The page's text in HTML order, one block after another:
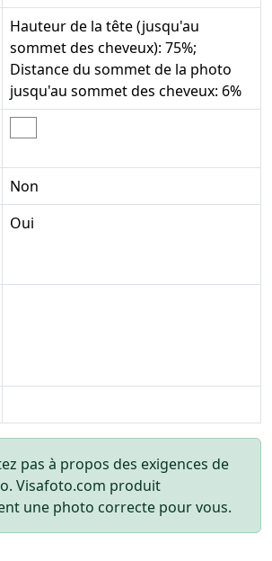
Hauteur de la tête (jusqu'au
sommet des cheveux): 75%;
Distance du sommet de la photo
jusqu'au sommet des cheveux: 6%
Non
Oui
pas à propos des exigences de
Visafoto.com produit
une photo correcte pour vous.